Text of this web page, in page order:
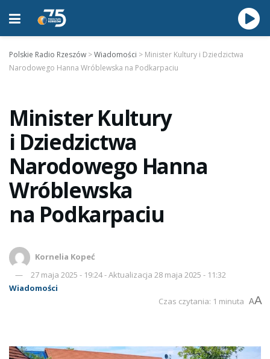
Polskie Radio Rzeszów >Wiadomości > Minister Kultury i Dziedzictwa
Narodowego Hanna Wróblewska na Podkarpaciu
Minister Kultury
i Dziedzictwa
Narodowego Hanna
Wróblewska
na Podkarpaciu
Kornelia Kopeć
27 maja 2025 - 19:24 - Aktualizacja 28 maja 2025 - 11:32
Wiadomości
Czas czytania: 1 minuta AA